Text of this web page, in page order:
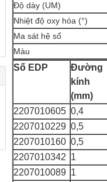
Độ dày (UM)
Nhiệt độ oxy hóa (°)
Ma sát hệ số
Màu
Số EDP
Đường
kính
(mm)
2207010605 0,4
2207010229 0,5
2207010160 0,5
2207010342 1
2207010089 1